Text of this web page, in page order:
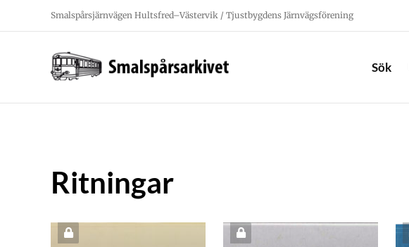
Smalspårsjärnvägen Hultsfred–Västervik / Tjustbygdens Järnvägsförening
Sök
Ritningar